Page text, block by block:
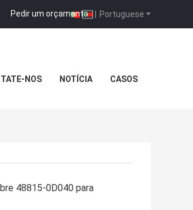
Portuguese
Pedir um orçamento |
NOS NOTÍCIA CASOS
48815-0D040 para